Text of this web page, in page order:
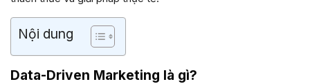
Nội dung
Data-Driven Marketing là gì?